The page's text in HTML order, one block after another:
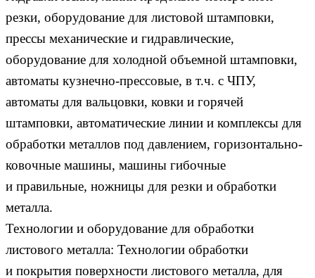
резки, оборудование для листовой штамповки,
прессы механические и гидравлические,
оборудование для холодной объемной штамповки,
автоматы кузнечно-прессовые, в т.ч. с ЧПУ,
автоматы для вальцовки, ковки и горячей
штамповки, автоматические линии и комплексы для
обработки металлов под давлением, горизонтально-
ковочные машины, машины гибочные
и правильные, ножницы для резки и обработки
металла.
Технологии и оборудование для обработки
листового металла: Технологии обработки
и покрытия поверхности листового металла, для